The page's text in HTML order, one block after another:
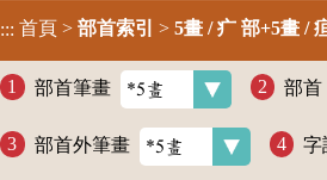
::: 首頁 > 部首索引 > 5畫 / 疒 部+5畫 /
部首筆畫 部首
部首外筆畫 字